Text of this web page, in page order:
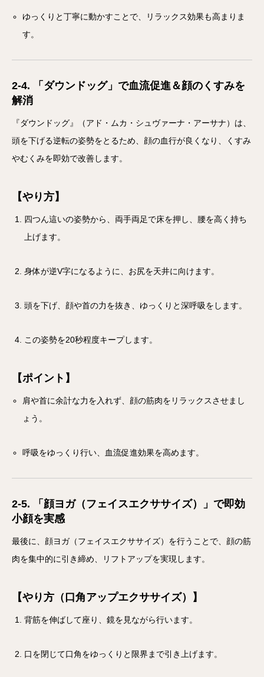
ゆっくりと丁寧に動かすことで、リラックス効果も高まりま
す。
2-4. 「ダウンドッグ」で血流促進＆顔のくすみを
解消
『ダウンドッグ』（アド・ムカ・シュヴァーナ・アーサナ）は、
頭を下げる逆転の姿勢をとるため、顔の血行が良くなり、くすみ
やむくみを即効で改善します。
【やり方】
四つん這いの姿勢から、両手両足で床を押し、腰を高く持ち
上げます。
身体が逆V字になるように、お尻を天井に向けます。
頭を下げ、顔や首の力を抜き、ゆっくりと深呼吸をします。
この姿勢を20秒程度キープします。
【ポイント】
肩や首に余計な力を入れず、顔の筋肉をリラックスさせまし
ょう。
呼吸をゆっくり行い、血流促進効果を高めます。
2-5. 「顔ヨガ（フェイスエクササイズ）」で即効
小顔を実感
最後に、顔ヨガ（フェイスエクササイズ）を行うことで、顔の筋
肉を集中的に引き締め、リフトアップを実現します。
【やり方（口角アップエクササイズ）】
背筋を伸ばして座り、鏡を見ながら行います。
口を閉じて口角をゆっくりと限界まで引き上げます。